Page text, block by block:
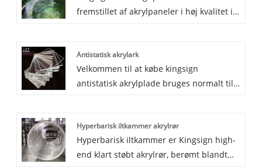
fremstillet af akrylpaneler i høj kvalitet i
gennemsigtigheden meget op på 93%. Vi
garanterer 30 år for ikke at gulne for
vores infinity pool.
Antistatisk akrylark
Velkommen til at købe kingsign
antistatisk akrylplade bruges normalt til
106-108â „¦ overflademodstand, og lang
tid antistatisk, brandhæmmende og god
lysoverførsel.
Hyperbarisk iltkammer akrylrør
Hyperbarisk iltkammer er Kingsign high-
end klart støbt akrylrør, berømt blandt